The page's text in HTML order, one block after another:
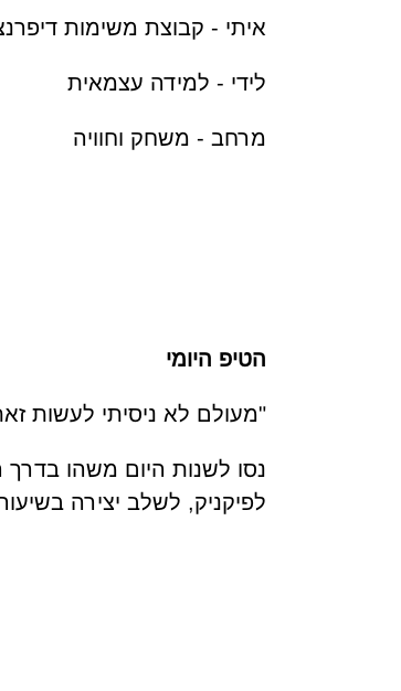
איתי - קבוצת משימות
לידי - למידה עצמאית
מרחב - משחק וחוויה
הטיפ היומי
"מעולם לא ניסיתי לעשות
נסו לשנות היום משהו
לפיקניק, לשלב יצירה